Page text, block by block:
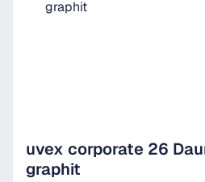
uvex corporate 26
graphit